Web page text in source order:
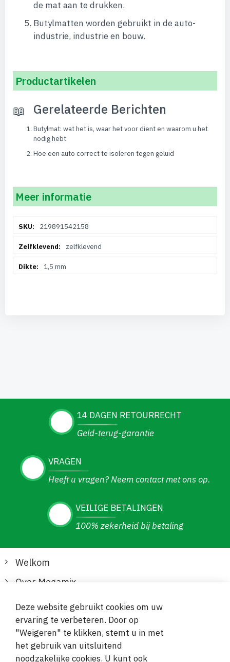
de mat aan te drukken.
Butylmatten worden gebruikt in de auto-
industrie, industrie en bouw.
Productartikelen
Gerelateerde Berichten
Butylmat: wat het is, waar het voor dient en waarom u het
nodig hebt
Hoe een auto correct te isoleren tegen geluid
Meer informatie
informatie219891542158
zelfklevend
1,5 mm
14 DAGEN RETOURRECHT
Geld-terug-garantie
VRAGEN
Heeft u vragen? Neem contact met ons op.
VEILIGE BETALINGEN
100% zekerheid bij betaling
Welkom
Over Megamix
Informatie
Klantenservice
Veilige en gemakkelijke betalingen
Deze website gebruikt cookies om uw
ervaring te verbeteren. Door op
"Weigeren" te klikken, stemt u in met
het gebruik van uitsluitend
noodzakelijke cookies. U kunt ook